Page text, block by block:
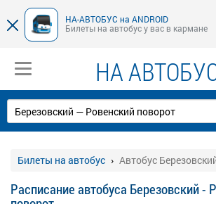
НА-АВТОБУС на ANDROID
Билеты на автобус у вас в кармане
НА
Билеты на автобус Автобус
Расписание автобуса Березовский -